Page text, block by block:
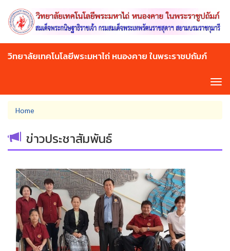
main
content
วิทยาลัยเทคโนโลยีพระมหาไถ่ หนองคาย ในพระราชปถัมภ์
You
are
here
Home
ข่าวประชาสัมพันธ์